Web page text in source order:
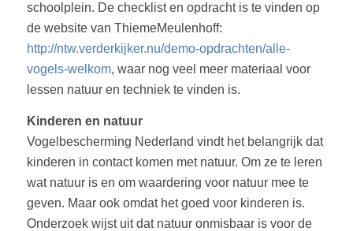
schoolplein. De checklist en opdracht is te vinden op
de website van ThiemeMeulenhoff:
http://ntw.verderkijker.nu/demo-opdrachten/alle-
vogels-welkom, waar nog veel meer materiaal voor
lessen natuur en techniek te vinden is.
Kinderen en natuur
Vogelbescherming Nederland vindt het belangrijk dat
kinderen in contact komen met natuur. Om ze te leren
wat natuur is en om waardering voor natuur mee te
geven. Maar ook omdat het goed voor kinderen is.
Onderzoek wijst uit dat natuur onmisbaar is voor de